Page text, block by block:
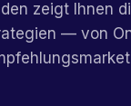
zeigt Ihnen
— von